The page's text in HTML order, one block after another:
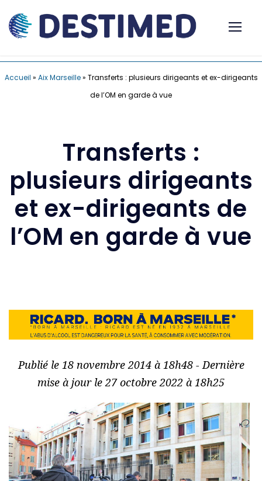
Accueil » Aix Marseille» Transferts : plusieurs dirigeants et ex-dirigeants
de l’OM en garde à vue
Transferts :
plusieurs dirigeants
et ex-dirigeants de
l’OM en garde à vue
Publié le 18 novembre 2014 à 18h48 - Dernière
mise à jour le 27 octobre 2022 à 18h25